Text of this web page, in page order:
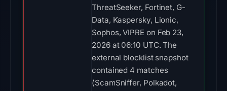
ThreatSeeker, Fortinet, G-
Data, Kaspersky, Lionic,
Sophos, VIPRE on Feb 23,
2026 at 06:10 UTC. The
external blocklist snapshot
contained 4 matches
(ScamSniffer, Polkadot,